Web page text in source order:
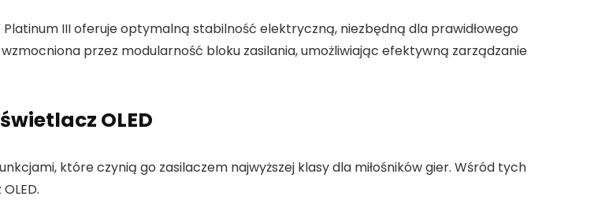
Platinum III oferuje optymalną stabilność elektryczną, niezbędną dla prawidłowego
przez modularność bloku zasilania, umożliwiając efektywną zarządzanie
OLED
które czynią go zasilaczem najwyższej klasy dla miłośników gier. Wśród tych